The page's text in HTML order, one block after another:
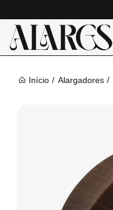
Início Alargadores